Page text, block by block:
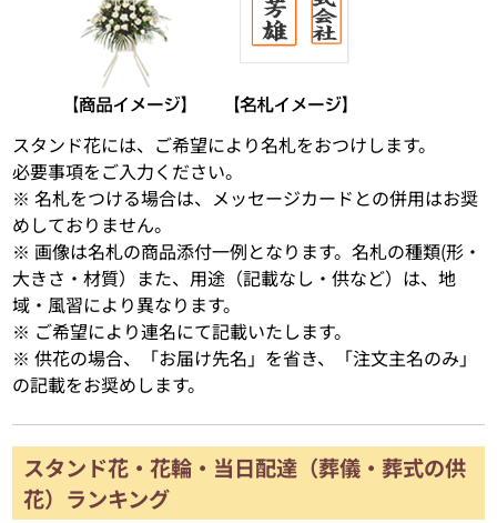
スタンド花には、ご希望により名札をおつけします。
必要事項をご入力ください。
※ 名札をつける場合は、メッセージカードとの併用はお奨
めしておりません。
※ 画像は名札の商品添付一例となります。名札の種類(形・
大きさ・材質）また、用途（記載なし・供など）は、地
域・風習により異なります。
※ ご希望により連名にて記載いたします。
※ 供花の場合、「お届け先名」を省き、「注文主名のみ」
の記載をお奨めします。
スタンド花・花輪・当日配達（葬儀・葬式の供
花）ランキング